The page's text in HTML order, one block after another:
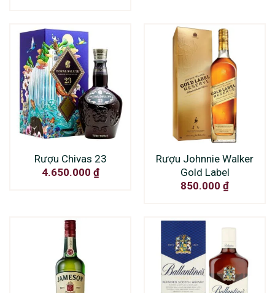
Rượu Chivas 23
4.650.000 ₫
Rượu Johnnie Walker
Gold Label
850.000 ₫